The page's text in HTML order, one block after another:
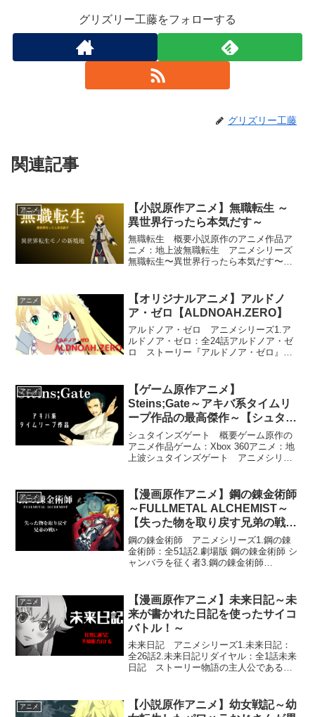
グリズリー工藤をフォローする
グリズリー工藤
関連記事
アニメ
【小説原作アニメ】無職転生 ～
異世界行ったら本気だす～
無職転生 概要小説原作のアニメ作品ア
ニメ：地上波無職転生 アニメシリーズ
無職転生〜異世界行ったら本気だす〜
期）：2023年10月スタート無職転生 ス
トーリー物...
アニメ
【オリジナルアニメ】アルドノ
ア・ゼロ【ALDNOAH.ZERO】
アルドノア・ゼロ アニメシリーズ1.ア
ルドノア・ゼロ：全24話アルドノア・ゼ
ロ ストーリー『アルドノア・ゼロ』
火星の古代文明から発掘された古代遺物
「アルドノア」により...
アニメ
【ゲーム原作アニメ】
Steins;Gate～アキバ系タイムリ
ープ作品の最高傑作～【シュタイ
ンズゲート】
シュタインズゲート 概要ゲーム原作の
アニメ作品ゲーム：Xbox 360アニメ：地
上波シュタインズゲート アニメシリー
STEINS;GATE 負荷領域のデ...
アニメ
【漫画原作アニメ】鋼の錬金術師
～FULLMETAL ALCHEMIST～
【失った物を取り戻す兄弟の戦
い】
鋼の錬金術師 アニメシリーズ1.鋼の錬
金術師：全51話2.劇場版 鋼の錬金術師 シ
ャンバラを征く者3.鋼の錬金術師
の聖なる星（映画）鋼の錬金術師 ...
アニメ
【漫画原作アニメ】未来日記～未
来が書かれた日記を使ったサイコ
バトル！～
未来日記 アニメシリーズ1.未来日記：
全26話2.未来日記リダイヤル：全1話未来
日記 ストーリー物語の主人公である天
の事が書かれるようになります。所有者
によってそれぞ...
アニメ
【小説原作アニメ】幼女戦記～幼